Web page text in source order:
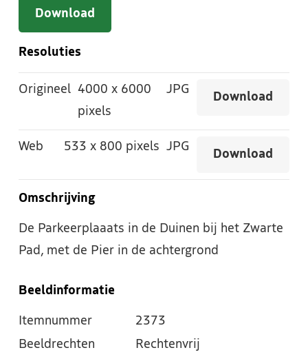
Download
Resoluties
Origineel 4000 x 6000
pixels
JPG
Download
Web 533 x 800 pixels JPG
Download
Omschrijving
De Parkeerplaaats in de Duinen bij het Zwarte
Pad, met de Pier in de achtergrond
Beeldinformatie
Itemnummer
2373
Beeldrechten
Rechtenvrij